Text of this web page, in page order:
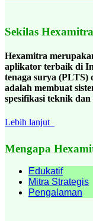
Sekilas Hexamitra
Hexamitra
aplikator terbaik di
tenaga surya (PLTS)
adalah membuat
spesifikasi teknik
Lebih lanjut
Mengapa
Edukatif
Mitra Strategis
Pengalaman